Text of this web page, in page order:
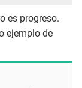
es progreso.
ejemplo de